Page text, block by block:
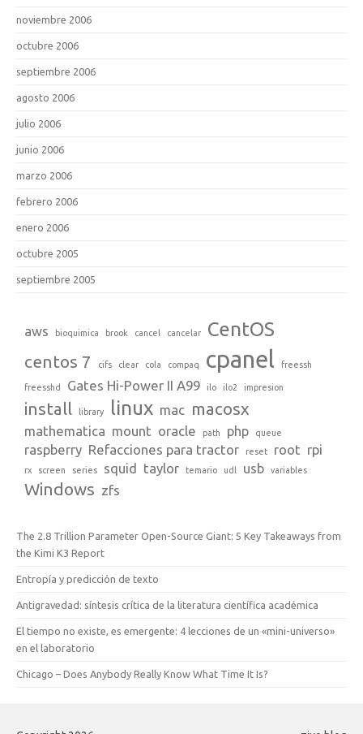
noviembre 2006
octubre 2006
septiembre 2006
agosto 2006
julio 2006
junio 2006
marzo 2006
febrero 2006
enero 2006
octubre 2005
septiembre 2005
aws bioquimica brook cancel cancelar CentOS
centos 7 cifs clear cola compaq cpanel freessh
freesshd Gates Hi-Power II A99 ilo ilo2 impresion
install library linux mac macosx
mathematica mount oracle path php queue
raspberry Refacciones para tractor reset root rpi
rx screen series squid taylor temario udl usb variables
Windows zfs
The 2.8 Trillion Parameter Open-Source Giant: 5 Key Takeaways from
the Kimi K3 Report
Entropía y predicción de texto
Antigravedad: síntesis crítica de la literatura científica académica
El tiempo no existe, es emergente: 4 lecciones de un «mini-universo»
en el laboratorio
Chicago – Does Anybody Really Know What Time It Is?